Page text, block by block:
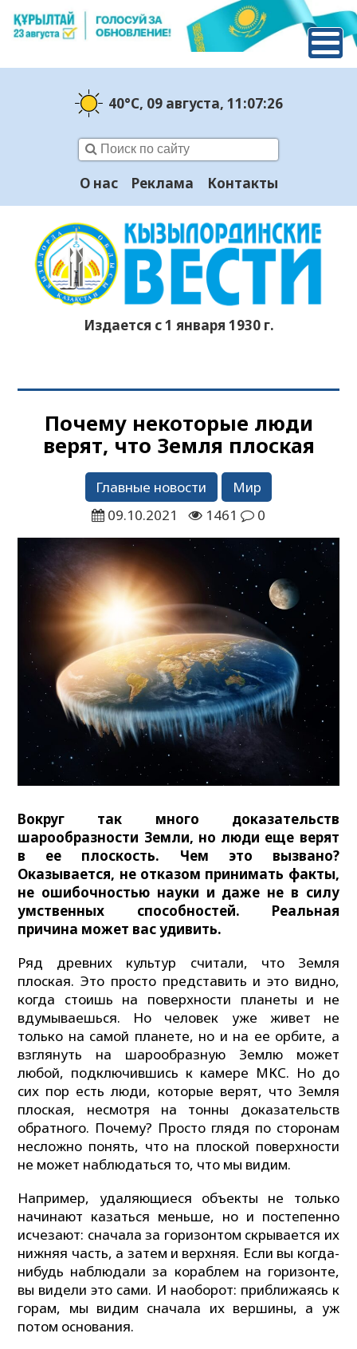
40°C, 09 августа, 11:07:27
О нас Реклама Контакты
Издается с 1 января 1930 г.
Почему некоторые люди
верят, что Земля плоская
Главные новости
Мир
09.10.2021
1461 0
Вокруг так много доказательств
шарообразности Земли, но люди еще верят
в ее плоскость. Чем это вызвано?
Оказывается, не отказом принимать факты,
не ошибочностью науки и даже не в силу
умственных способностей. Реальная
причина может вас удивить.
Ряд древних культур считали, что Земля
плоская. Это просто представить и это видно,
когда стоишь на поверхности планеты и не
вдумываешься. Но человек уже живет не
только на самой планете, но и на ее орбите, а
взглянуть на шарообразную Землю может
любой, подключившись к камере МКС. Но до
сих пор есть люди, которые верят, что Земля
плоская, несмотря на тонны доказательств
обратного. Почему? Просто глядя по сторонам
несложно понять, что на плоской поверхности
не может наблюдаться то, что мы видим.
Например, удаляющиеся объекты не только
начинают казаться меньше, но и постепенно
исчезают: сначала за горизонтом скрывается их
нижняя часть, а затем и верхняя. Если вы когда-
нибудь наблюдали за кораблем на горизонте,
вы видели это сами. И наоборот: приближаясь к
горам, мы видим сначала их вершины, а уж
потом основания.